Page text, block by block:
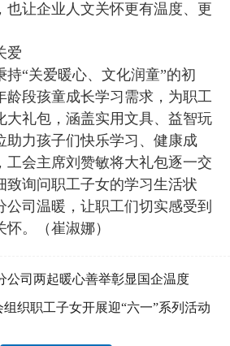
也让企业人文关怀更有温度、更
爱
“关爱暖心、文化润童”的初
龄段孩童成长学习需求，为职工
大礼包，涵盖实用文具、益智玩
助力孩子们快乐学习、健康成
工会主席刘赞敏将大礼包逐一交
致询问职工子女的学习生活状
公司温暖，让职工们切实感受到
。（崔淑娜）
公司两起暖心善举彰显国企温度
组织职工子女开展迎“六一”系列活动